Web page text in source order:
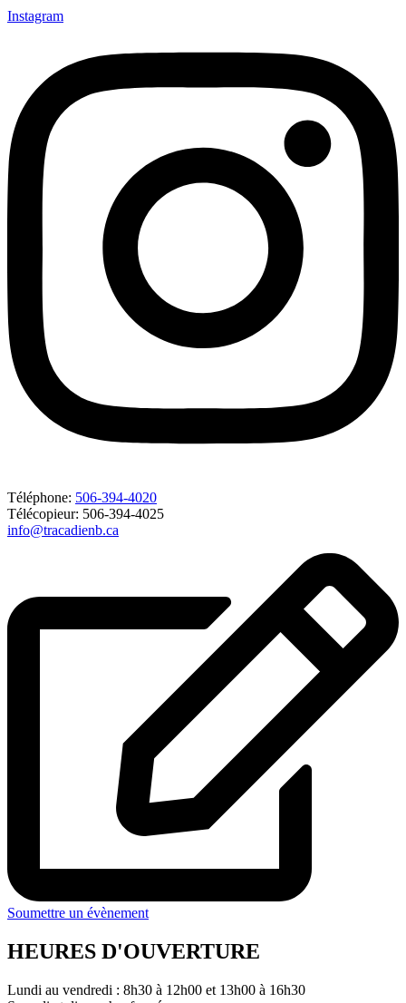
Instagram
Téléphone: 506-394-4020
Télécopieur: 506-394-4025
info@tracadienb.ca
Soumettre un évènement
HEURES D'OUVERTURE
Lundi au vendredi : 8h30 à 12h00 et 13h00 à 16h30